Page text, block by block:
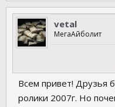
vetal
МегаAйболит
Всем привет! Друзья
ролики 2007г. Но